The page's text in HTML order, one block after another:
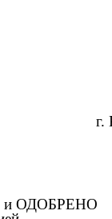
г.
ОДОБРЕНО